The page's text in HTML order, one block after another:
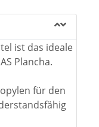
ist das ideale
Plancha.
für den